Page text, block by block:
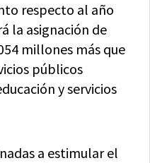
respecto al año
la asignación de
millones más que
públicos
y servicios
a estimular el